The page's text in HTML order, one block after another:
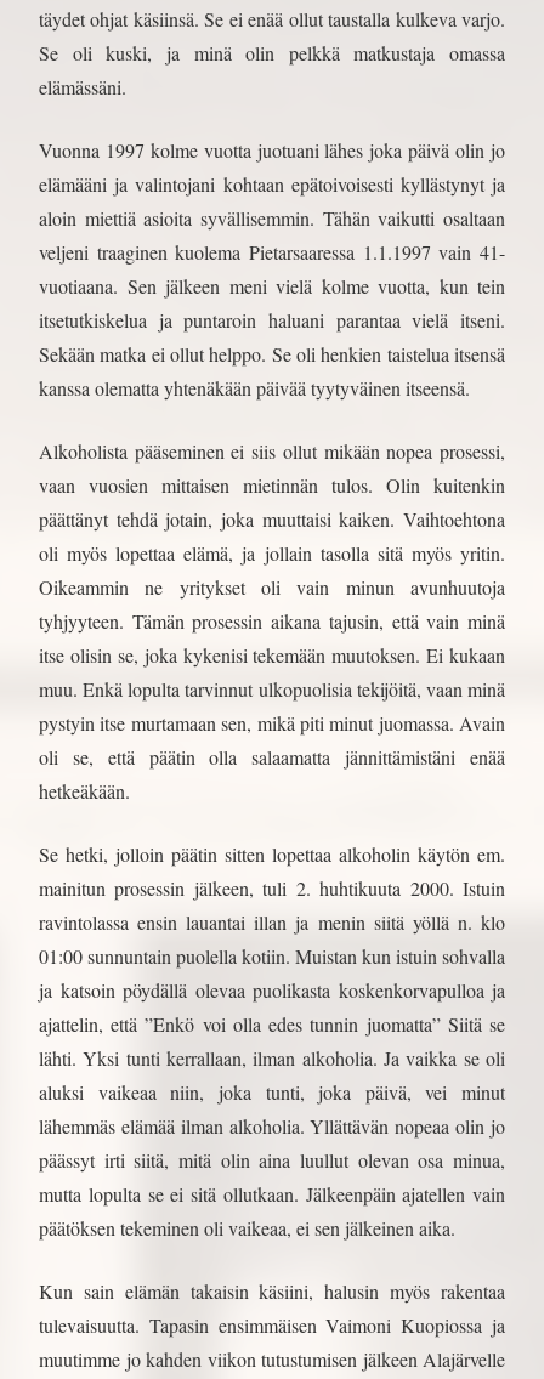
täydet ohjat käsiinsä. Se ei enää ollut taustalla kulkeva varjo.
Se oli kuski, ja minä olin pelkkä matkustaja omassa
elämässäni.
Vuonna 1997 kolme vuotta juotuani lähes joka päivä olin jo
elämääni ja valintojani kohtaan epätoivoisesti kyllästynyt ja
aloin miettiä asioita syvällisemmin. Tähän vaikutti osaltaan
veljeni traaginen kuolema Pietarsaaressa 1.1.1997 vain 41-
vuotiaana. Sen jälkeen meni vielä kolme vuotta, kun tein
itsetutkiskelua ja puntaroin haluani parantaa vielä itseni.
Sekään matka ei ollut helppo. Se oli henkien taistelua itsensä
kanssa olematta yhtenäkään päivää tyytyväinen itseensä.
Alkoholista pääseminen ei siis ollut mikään nopea prosessi,
vaan vuosien mittaisen mietinnän tulos. Olin kuitenkin
päättänyt tehdä jotain, joka muuttaisi kaiken. Vaihtoehtona
oli myös lopettaa elämä, ja jollain tasolla sitä myös yritin.
Oikeammin ne yritykset oli vain minun avunhuutoja
tyhjyyteen. Tämän prosessin aikana tajusin, että vain minä
itse olisin se, joka kykenisi tekemään muutoksen. Ei kukaan
muu. Enkä lopulta tarvinnut ulkopuolisia tekijöitä, vaan minä
pystyin itse murtamaan sen, mikä piti minut juomassa. Avain
oli se, että päätin olla salaamatta jännittämistäni enää
hetkeäkään.
Se hetki, jolloin päätin sitten lopettaa alkoholin käytön em.
mainitun prosessin jälkeen, tuli 2. huhtikuuta 2000. Istuin
ravintolassa ensin lauantai illan ja menin siitä yöllä n. klo
01:00 sunnuntain puolella kotiin. Muistan kun istuin sohvalla
ja katsoin pöydällä olevaa puolikasta koskenkorvapulloa ja
ajattelin, että ”Enkö voi olla edes tunnin juomatta” Siitä se
lähti. Yksi tunti kerrallaan, ilman alkoholia. Ja vaikka se oli
aluksi vaikeaa niin, joka tunti, joka päivä, vei minut
lähemmäs elämää ilman alkoholia. Yllättävän nopeaa olin jo
päässyt irti siitä, mitä olin aina luullut olevan osa minua,
mutta lopulta se ei sitä ollutkaan. Jälkeenpäin ajatellen vain
päätöksen tekeminen oli vaikeaa, ei sen jälkeinen aika.
Kun sain elämän takaisin käsiini, halusin myös rakentaa
tulevaisuutta. Tapasin ensimmäisen Vaimoni Kuopiossa ja
muutimme jo kahden viikon tutustumisen jälkeen Alajärvelle